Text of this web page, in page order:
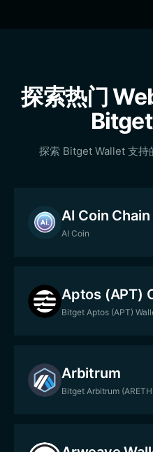
探索热门
探索 Bitget Wallet 支持
AI Coin Chain
AI Coin
Aptos (APT)
Bitget Aptos (APT)
Arbitrum
Bitget Arbitrum